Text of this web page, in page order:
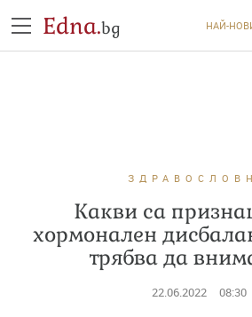
Edna.bg НАЙ-
Какви са
хормонален
трябва да
22.06.2022 08:30